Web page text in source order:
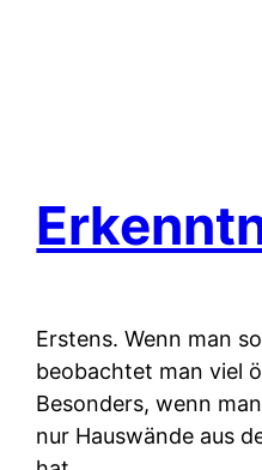
Erstens. Wenn man
beobachtet man viel
Besonders, wenn
nur Hauswände aus